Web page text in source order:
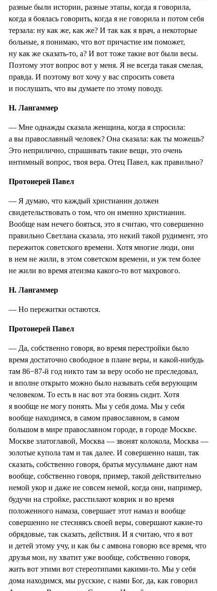
разные были истории, разные этапы, когда я говорила,
когда я боялась говорить, когда я не говорила и потом себя
терзала: ну как же, как же? И так как я врач, а некоторые
больные, я понимаю, что вот причастие им поможет,
ну как же сказать-то, а? И вот тоже такие вот были весы.
Поэтому этот вопрос вот у меня. Я не всегда такая смелая,
правда. И поэтому вот хочу у вас спросить совета
и послушать, что вы думаете по этому поводу.
Н. Лангаммер
— Мне однажды сказала женщина, когда я спросила:
а вы православный человек? Она сказала: как ты можешь?
Это неприлично, спрашивать такие вещи, это очень
интимный вопрос, твоя вера. Отец Павел, как правильно?
Протоиерей Павел
— Я думаю, что каждый христианин должен
свидетельствовать о том, что он именно христианин.
Вообще нам нечего бояться, это я считаю, что совершенно
правильно Светлана сказала, это некий такой рудимент, это
пережиток советского времени. Хотя многие люди, они
в нем не жили, в этом советском времени, и уж тем более
не жили во время атеизма какого-то вот махрового.
Н. Лангаммер
— Но пережитки остаются.
Протоиерей Павел
— Да, собственно говоря, во время перестройки было
время достаточно свободное в плане веры, и какой-нибудь
там 86−87-й год никто там за веру особо не преследовал,
и вполне открыто можно было называть себя верующим
человеком. То есть в нас вот эта боязнь сидит. Хотя
я вообще не могу понять. Мы у себя дома. Мы у себя
вообще находимся, в самом православном, в самом
большом в мире православном городе, в городе Москве.
Москве златоглавой, Москва — звонят колокола, Москва —
золотые купола там и так далее. И совершенно наши, так
сказать, собственно говоря, братья мусульмане дают нам
вообще, собственно говоря, пример, такой действительно
немой укор и даже не совсем немой, когда они, например,
будучи на стройке, расстилают коврик и во время
положенного намаза, совершает этот намаз и вообще
совершенно не стесняясь своей веры, совершают какие-то
обрядовые, так сказать, действия. И я считаю, что я вот
и детей этому учу, и как бы с амвона говорю все время, что
друзья мои, ну хватит уже вообще, собственно говоря,
жить вот этими вот стереотипами какими-то. Мы у себя
дома находимся, мы русские, с нами Бог, да, как говорил